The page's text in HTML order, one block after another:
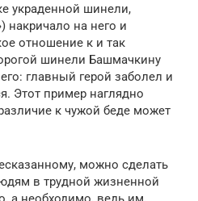
украденной шинели,
накричало на него и
отношение к и так
шинели Башмачкину
главный герой заболел и
Этот пример наглядно
к чужой беде может
можно сделать
в трудной жизненной